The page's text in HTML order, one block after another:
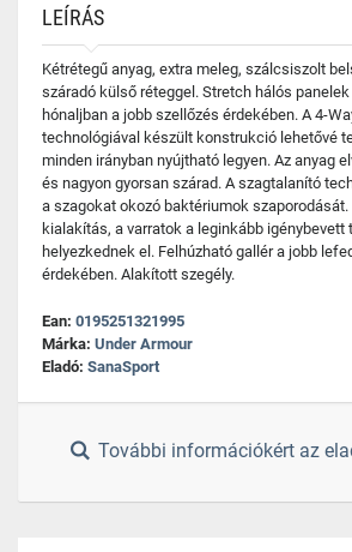
LEÍRÁS
Kétrétegű anyag, extra meleg, szálcsiszolt
száradó külső réteggel. Stretch hálós
hónaljban a jobb szellőzés érdekében. A 4-
technológiával készült konstrukció lehetővé
minden irányban nyújtható legyen. Az anyag
és nagyon gyorsan szárad. A szagtalanító
a szagokat okozó baktériumok szaporodását.
kialakítás, a varratok a leginkább igénybevett
helyezkednek el. Felhúzható gallér a jobb
érdekében. Alakított szegély.
Ean: 0195251321995
Márka: Under Armour
Eladó: SanaSport
További információkért az